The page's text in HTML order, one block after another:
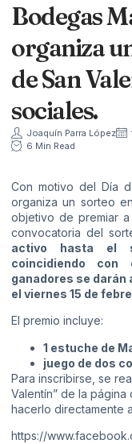
Bodegas
organiza
de San
sociales.
Joaquín Parra López
6 Min Read
Con motivo del Día
organiza un sorteo
objetivo de premiar a
convocatoria del
activo hasta el
coincidiendo
ganadores se darán
el viernes 15 de
El premio incluye:
1 estuche de
juego de dos
Para inscribirse, se
Valentín” de la
hacerlo directamente
https://